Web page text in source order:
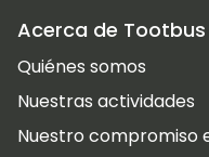
Acerca de Tootbus
Quiénes somos
Nuestras actividades
Nuestro compromiso